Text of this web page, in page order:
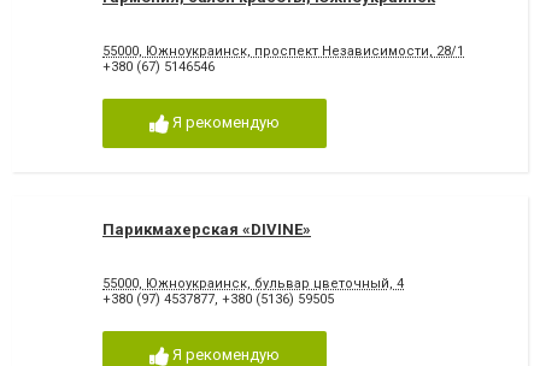
55000, Южноукраинск, проспект Независимости, 28/1
+380 (67) 5146546
Я рекомендую
Парикмахерская «DIVINE»
55000, Южноукраинск, бульвар цветочный, 4
+380 (97) 4537877, +380 (5136) 59505
Я рекомендую